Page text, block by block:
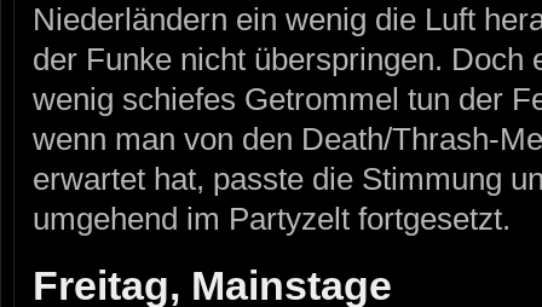
Niederländern ein wenig die Luft
der Funke nicht überspringen. Doch
wenig schiefes Getrommel tun der
wenn man von den Death/Thrash-
erwartet hat, passte die Stimmung
umgehend im Partyzelt fortgesetzt.
Freitag, Mainstage